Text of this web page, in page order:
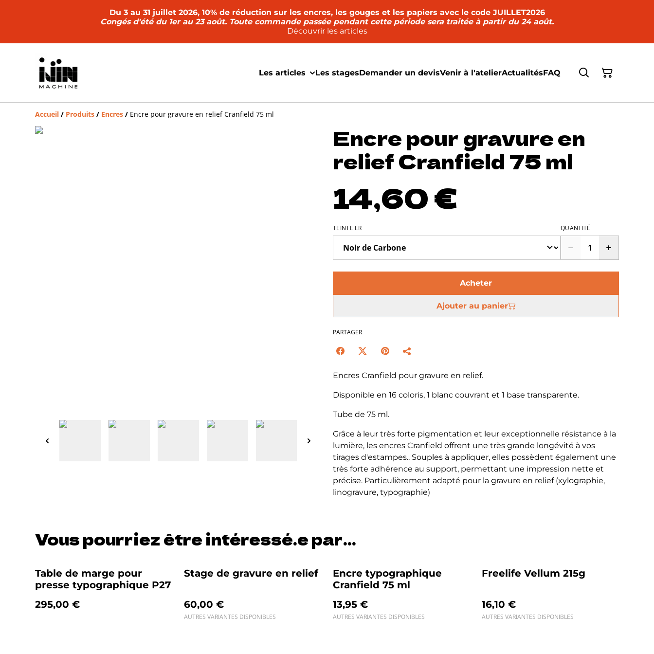
Du 3 au 31 juillet 2026, 10% de réduction sur les encres, les gouges et les papiers avec le code JUILLET2026
Congés d'été du 1er au 23 août. Toute commande passée pendant cette période sera traitée à partir du 24 août.
Découvrir les articles
Les articles Les stagesDemander un devisVenir à l'atelierActualitésFAQ
Accueil / Produits / Encres / Encre pour gravure en relief Cranfield 75 ml
Encre pour gravure en
relief Cranfield 75 ml
14,60 €
TEINTE ER QUANTITÉ
Acheter
Ajouter au panier
PARTAGER
Encres Cranfield pour gravure en relief.
Disponible en 16 coloris, 1 blanc couvrant et 1 base transparente.
Tube de 75 ml.
Grâce à leur très forte pigmentation et leur exceptionnelle résistance à la
lumière, les encres Cranfield offrent une très grande longévité à vos
tirages d'estampes.. Souples à appliquer, elles possèdent également une
très forte adhérence au support, permettant une impression nette et
précise. Particulièrement adapté pour la gravure en relief (xylographie,
linogravure, typographie)
Vous pourriez être intéressé.e par...
Table de marge pour
presse typographique P27
295,00 €
Stage de gravure en relief
60,00 €
AUTRES VARIANTES DISPONIBLES
Encre typographique
Cranfield 75 ml
13,95 €
AUTRES VARIANTES DISPONIBLES
Freelife Vellum 215g
16,10 €
AUTRES VARIANTES DISPONIBLES